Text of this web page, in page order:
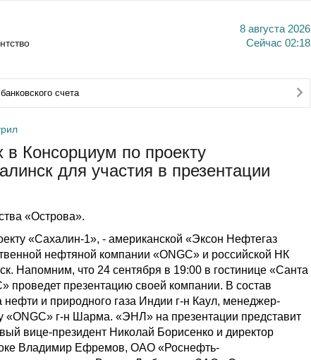
8 августа 2026
Сейчас 02:18
счета
Консорциум по проекту
для участия в презентации
«Острова».
«Сахалин-1», - американской «Эксон Нефтегаз
нефтяной компании «ONGC» и российской НК
Напомним, что 24 сентября в 19:00 в гостинице «Санта
проведет презентацию своей компании. В состав
и природного газа Индии г-н Каул, менеджер-
«ONGC» г-н Шарма. «ЭНЛ» на презентации представит
вице-президент Николай Борисенко и директор
Владимир Ефремов, ОАО «Роснефть-